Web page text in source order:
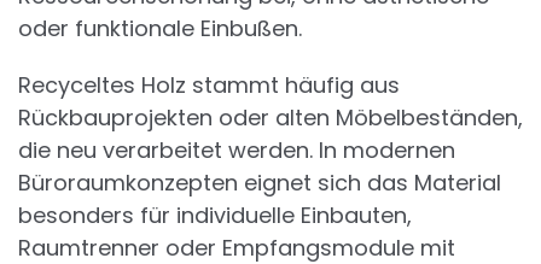
oder funktionale Einbußen.
Recyceltes Holz stammt häufig aus
Rückbauprojekten oder alten Möbelbeständen,
die neu verarbeitet werden. In modernen
Büroraumkonzepten eignet sich das Material
besonders für individuelle Einbauten,
Raumtrenner oder Empfangsmodule mit